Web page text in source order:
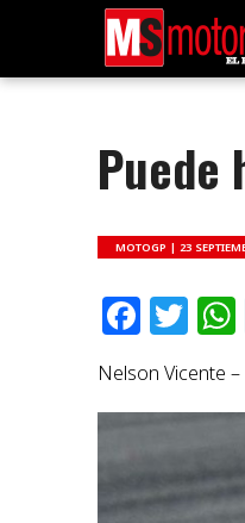
Puede
MOTOGP |23
Nelson Vicente